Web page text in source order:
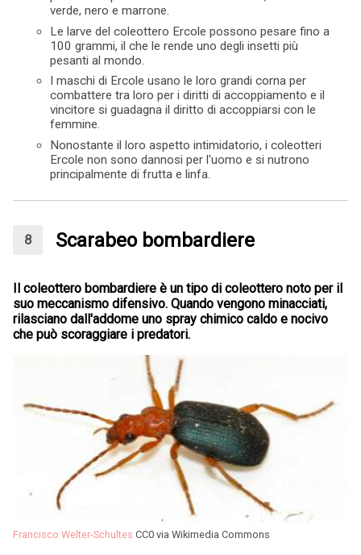
verde, nero e marrone.
Le larve del coleottero Ercole possono pesare fino a
100 grammi, il che le rende uno degli insetti più
pesanti al mondo.
I maschi di Ercole usano le loro grandi corna per
combattere tra loro per i diritti di accoppiamento e il
vincitore si guadagna il diritto di accoppiarsi con le
femmine.
Nonostante il loro aspetto intimidatorio, i coleotteri
Ercole non sono dannosi per l'uomo e si nutrono
principalmente di frutta e linfa.
Scarabeo bombardiere
Il coleottero bombardiere è un tipo di coleottero noto per il
suo meccanismo difensivo. Quando vengono minacciati,
rilasciano dall'addome uno spray chimico caldo e nocivo
che può scoraggiare i predatori.
Francisco Welter-Schultes CC0 via Wikimedia Commons